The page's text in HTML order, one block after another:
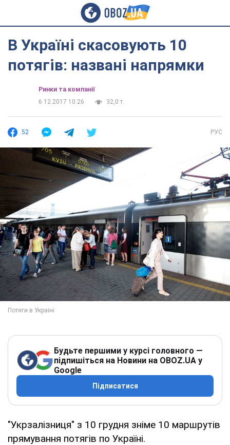
В Україні скасовують 10
потягів: названі напрямки
Ринки та компанії
6.12.2017 10:26
32,0 т.
52 РУС
Будьте першими у курсі головного —
підпишіться на Новини на OBOZ.UA у
Google
Підписатися
"Укрзалізниця" з 10 грудня зніме 10 маршрутів
прямування потягів по Україні.